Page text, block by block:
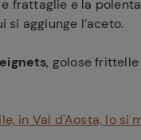
frattaglie e la
aggiunge l’aceto.
, golose frittelle
in Val d'Aosta, lo si